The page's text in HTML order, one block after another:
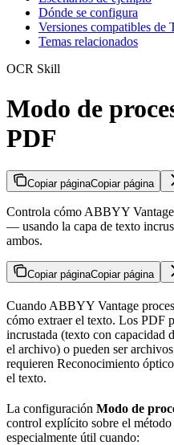
Dónde se configura
Versiones compatibles de
Temas relacionados
OCR Skill
Modo de
PDF
Copiar páginaCopiar página
Controla cómo ABBYY
— usando la capa de texto
ambos.
Copiar páginaCopiar página
Cuando ABBYY Vantage
cómo extraer el texto. Los PDF
incrustada (texto con capacidad
el archivo) o pueden ser
requieren Reconocimiento
el texto.
La configuración Modo de
control explícito sobre el método
especialmente útil cuando: